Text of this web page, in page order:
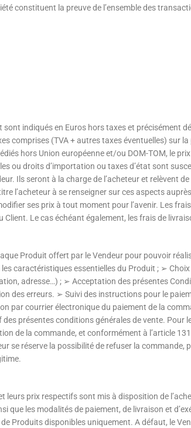
constituent la preuve de l’ensemble des
indiqués en Euros hors taxes et précisément
comprises (TVA + autres taxes éventuelles) sur
hors Union européenne et/ou DOM-TOM, le
ou droits d’importation ou taxes d’état sont
Ils seront à la charge de l’acheteur et relèvent
l’acheteur à se renseigner sur ces aspects
ses prix à tout moment pour l’avenir. Les
Client. Le cas échéant également, les frais de
Produit offert par le Vendeur pour pouvoir
caractéristiques essentielles du Produit ; ➢
adresse…) ; ➢ Acceptation des présentes
des erreurs. ➢ Suivi des instructions pour le
par courrier électronique du paiement de la
présentes conditions générales de vente. Pour
de la commande, et conformément à l’article
se réserve la possibilité de refuser la commande,
leurs prix respectifs sont mis à disposition de
que les modalités de paiement, de livraison et
Produits disponibles uniquement. A défaut, le